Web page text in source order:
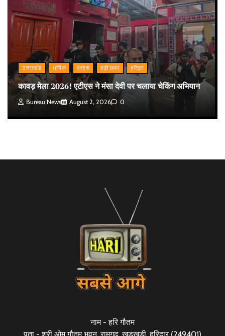
उत्तराखंड धार्मिक प्रदेश बड़ी खबर हरिद्वार
कावड़ मेला 2026! एटीएस ने मंसा देवी पर चलाया चेकिंग अभियान
Bureau News August 2, 2026 0
नाम - हरि गौतम